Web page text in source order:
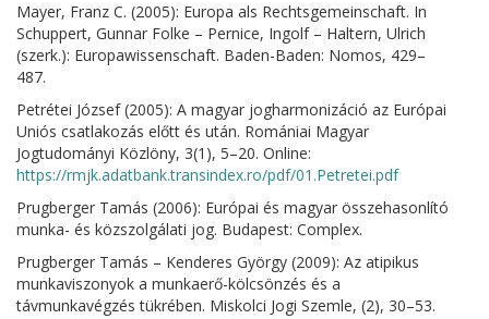
Mayer, Franz C. (2005): Europa als Rechtsgemeinschaft. In
Schuppert, Gunnar Folke – Pernice, Ingolf – Haltern, Ulrich
(szerk.): Europawissenschaft. Baden-Baden: Nomos, 429–
487.
Petrétei József (2005): A magyar jogharmonizáció az Európai
Uniós csatlakozás előtt és után. Romániai Magyar
Jogtudományi Közlöny, 3(1), 5–20. Online:
https://rmjk.adatbank.transindex.ro/pdf/01.Petretei.pdf
Prugberger Tamás (2006): Európai és magyar összehasonlító
munka- és közszolgálati jog. Budapest: Complex.
Prugberger Tamás – Kenderes György (2009): Az atipikus
munkaviszonyok a munkaerő-kölcsönzés és a
távmunkavégzés tükrében. Miskolci Jogi Szemle, (2), 30–53.